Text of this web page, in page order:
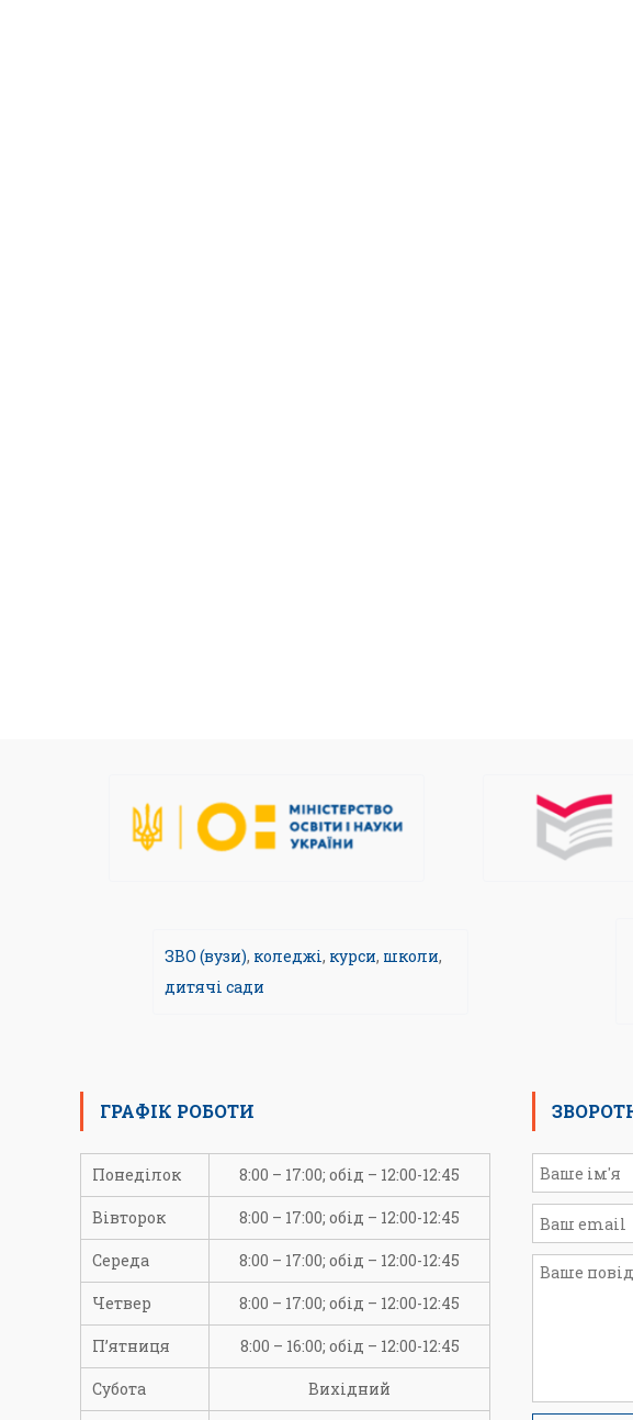
ЗВО (вузи), коледжі, курси, школи,
дитячі сади
ГРАФІК РОБОТИ
Понеділок 8:00 – 17:00; обід – 12:00-12:45
Вівторок 8:00 – 17:00; обід – 12:00-12:45
Середа 8:00 – 17:00; обід – 12:00-12:45
Четвер 8:00 – 17:00; обід – 12:00-12:45
П’ятниця 8:00 – 16:00; обід – 12:00-12:45
Субота Вихідний